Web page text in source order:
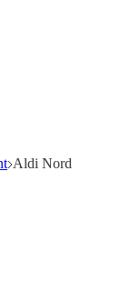
Aldi Nord